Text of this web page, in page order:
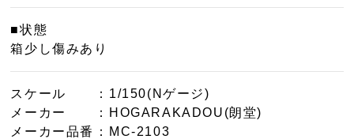
■状態
箱少し傷みあり
スケール
：1/150(Nゲージ)
メーカー
：HOGARAKADOU(朗堂)
メーカー品番
：MC-2103